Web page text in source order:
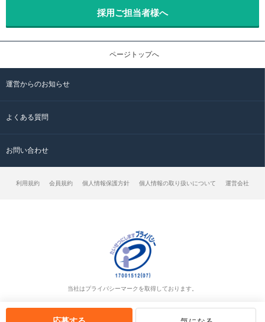
採用ご担当者様へ
ページトップへ
運営からのお知らせ
よくある質問
お問い合わせ
利用規約 会員規約 個人情報保護方針 個人情報の取り扱いについて 運営会社
当社はプライバシーマークを取得しております。